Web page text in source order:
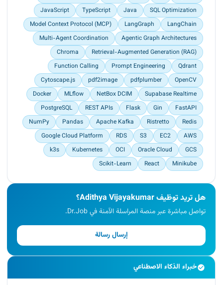
</p><p></p><p>Deployed the modular agent
cluster topology onto AWS EC2 instances,
implementing deterministic validation </p>
<p>fallbacks to protect orchestration layers
during upstream API link drops</p>
SQL Optimization
Java
TypeScript
JavaScript
LangChain
LangGraph
Model Context Protocol (MCP)
Agentic Graph Architectures
Multi-Agent Coordination
Retrieval-Augmented Generation (RAG)
Chroma
Qdrant
Prompt Engineering
Function Calling
OpenCV
pdfplumber
pdf2image
Cytoscape.js
Supabase Realtime
NetBox DCIM
MLflow
Docker
FastAPI
Gin
Flask
REST APIs
PostgreSQL
Redis
Ristretto
Apache Kafka
Pandas
NumPy
AWS
EC2
S3
RDS
Google Cloud Platform
GCS
Oracle Cloud
OCI
Kubernetes
k3s
Minikube
React
Scikit-Learn
هل تريد توظيف Adithya Vijayakumar؟
تواصل مباشرة عبر منصة المراسلة الآمنة في Dr.Job.
إرسال رسالة
خبراء الذكاء الاصطناعي